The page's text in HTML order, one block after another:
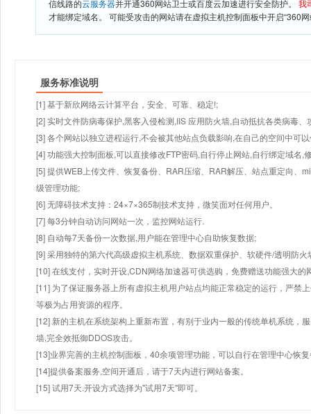
信线路的云服务器并开通360网站卫士或百度云加速进行安全防护。 我
才能绑定域名。 可能受攻击的网站请在虚拟主机控制面板中开启“360
服务标准说明
[1] 基于新欣网络云计算平台，安全、可靠、稳定!;
[2] 实时文件防病毒保护,黑客入侵检测,IIS 应用防火墙,自动抵抗各类病毒、
[3] 各个网站以独立进程运行,不会被其他站点负载影响,在自己的空间中可
[4] 功能强大控制面板,可以直接修改FTP密码,自行停止网站,自行绑定域名,
[5] 提供WEB上传文件、恢复备份、RAR压缩、RAR解压、站点重定向、
级管理功能;
[6] 无障碍技术支持：24×7×365制技术支持，微笑面对任何用户。
[7] 每3分钟自动访问网站一次，监控网站运行.
[8] 自动每7天备份一次数据,用户能在管理中心自助恢复数据;
[9] 采用独特的第六代高级虚拟主机系统、数据双重保护、软硬件/透明防火
[10] 在线支付，实时开设,CDN网络加速器可供选购，免费赠送功能强大
[11] 为了保证服务器上所有虚拟主机用户站点均能正常稳定的运行，严禁
等极为占用资源的程序。
[12] 新的主机在系统架构上重新布置，有别于业内一般的传统单机系统，
墙,完全效抵御DDOS攻击。
[13]业界完善的主机控制面板，40余项管理功能，可以自行在管理中心恢
[14]提供备案服务,空间开通后，请于7天内进行网站备案。
[15] 试用7天.开设方式选择为"试用7天"即可。